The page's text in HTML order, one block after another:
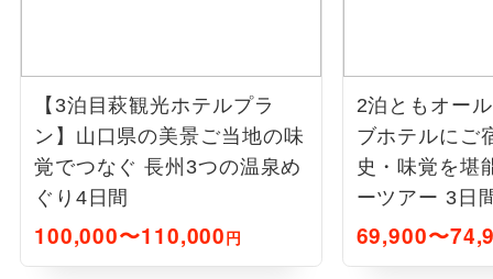
【3泊目萩観光ホテルプラ
ン】山口県の美景ご当地の味
覚でつなぐ 長州3つの温泉め
ぐり4日間
100,000〜110,000円
2泊ともオー
ブホテルにご
史・味覚を堪
ーツアー 3日
69,900〜